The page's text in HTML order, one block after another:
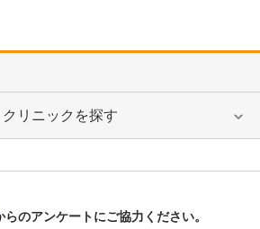
リニックを探す
院なび
らのアンケートにご協力ください。